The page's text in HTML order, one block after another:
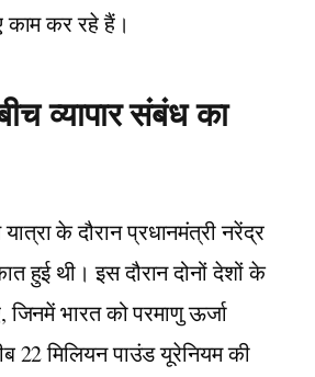
कर रहे हैं।
व्यापार संबंध का
यात्रा के दौरान प्रधानमंत्री नरेंद्र
हुई थी। इस दौरान दोनों देशों के
भारत को परमाणु ऊर्जा
22 मिलियन पाउंड यूरेनियम की